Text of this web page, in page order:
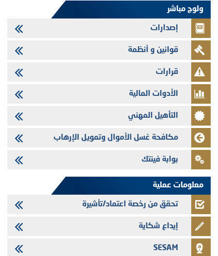
وفابايل - التحيين السنوي لملف المعلومات المتعلق ببرنامج إصدار سندات
شركات التمويل
29/07/2026
تهنئة بمناسبة عيد العرش المجيد
29/07/2026
تنشر الهيئة المغربية لسوق الرساميل العدد الرابع عشر من مجلة سوق الرساميل
28/07/2026
Med Paper - تجاوز حد المساهمة 5%
24/07/2026
سندات شركات التمويل
24/07/2026
Jaida - التحيين السنوي لملف المعلومات المتعلق ببرنامج إصدار سندات
ولوج مباشر
إصدارات
قوانين و أنظمة
قرارات
الأدوات المالية
التأهيل المهني
مكافحة غسل الأموال وتمويل الإرهاب
بوابة فينتك
معلومات عملية
تحقق من رخصة اعتماد/تأشيرة
إيداع شكاية
SESAM